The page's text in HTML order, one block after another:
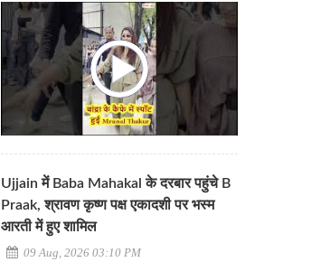
Ujjain में Baba Mahakal के दरबार पहुंचे B
Praak, श्रावण कृष्ण पक्ष एकादशी पर भस्म
आरती में हुए शामिल
09 Aug, 2026 03:10 PM